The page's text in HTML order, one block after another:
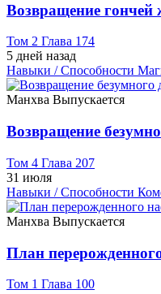
Возвращение гончей
Том 2 Глава 174
5 дней назад
Навыки / Способности
Манхва Выпускается
Возвращение
Том 4 Глава 207
31 июля
Навыки / Способности
Манхва Выпускается
План
Том 1 Глава 100